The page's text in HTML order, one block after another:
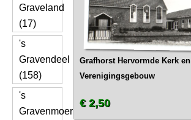
Graveland
(17)
's
Gravendeel
(158)
's
Gravenmoer
Grafhorst Hervormde Kerk en
Verenigingsgebouw
€ 2,50